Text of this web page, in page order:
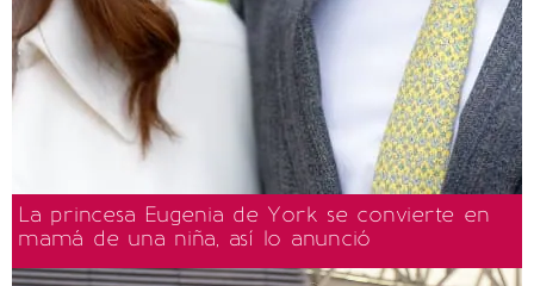
La princesa Eugenia de York se convierte en
mamá de una niña, así lo anunció